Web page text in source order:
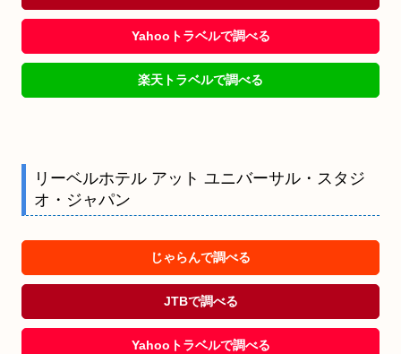
Yahooトラベルで調べる
楽天トラベルで調べる
リーベルホテル アット ユニバーサル・スタジ
オ・ジャパン
じゃらんで調べる
JTBで調べる
Yahooトラベルで調べる